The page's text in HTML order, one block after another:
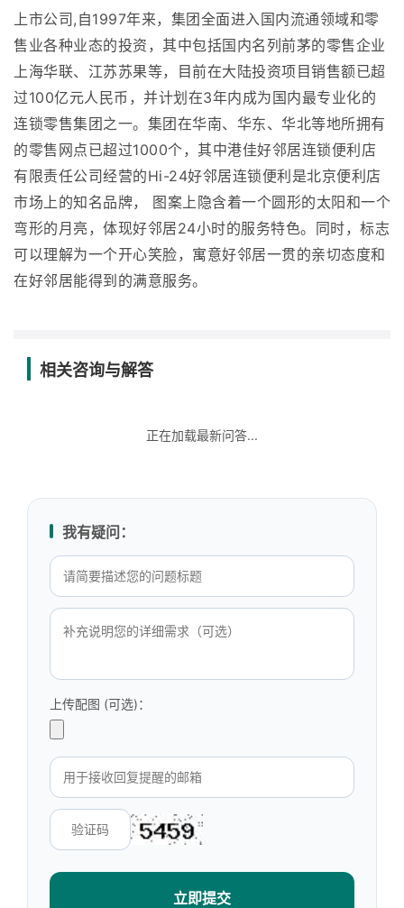
上市公司,自1997年来，集团全面进入国内流通领域和零
售业各种业态的投资，其中包括国内名列前茅的零售企业
上海华联、江苏苏果等，目前在大陆投资项目销售额已超
过100亿元人民币，并计划在3年内成为国内最专业化的
连锁零售集团之一。集团在华南、华东、华北等地所拥有
的零售网点已超过1000个，其中港佳好邻居连锁便利店
有限责任公司经营的Hi-24好邻居连锁便利是北京便利店
市场上的知名品牌， 图案上隐含着一个圆形的太阳和一个
弯形的月亮，体现好邻居24小时的服务特色。同时，标志
可以理解为一个开心笑脸，寓意好邻居一贯的亲切态度和
在好邻居能得到的满意服务。
相关咨询与解答
正在加载最新问答...
我有疑问：
上传配图 (可选)：
立即提交